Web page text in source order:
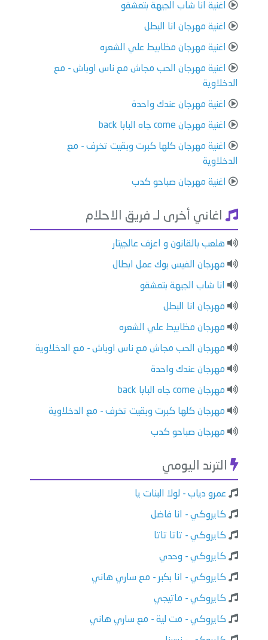
اغنية انا شاب الجيهة بتعشقو
اغنية مهرجان انا البطل
اغنية مهرجان مظابيط علي الشعره
اغنية مهرجان الحب مجاش مع ناس اوباش - مع
الدخلاوية
اغنية مهرجان عندك واحدة
اغنية مهرجان come جاه البابا back
اغنية مهرجان كلها كبرت وبقيت تخرف - مع
الدخلاوية
اغنية مهرجان صباحو كدب
اغاني أخرى لـ فريق الاحلام
هلعب بالقانون و اعزف عالجيتار
مهرجان الفيس بوك عمل ابطال
انا شاب الجيهة بتعشقو
مهرجان انا البطل
مهرجان مظابيط علي الشعره
مهرجان الحب مجاش مع ناس اوباش - مع الدخلاوية
مهرجان عندك واحدة
مهرجان come جاه البابا back
مهرجان كلها كبرت وبقيت تخرف - مع الدخلاوية
مهرجان صباحو كدب
الترند اليومي
عمرو دياب - لولا البنات يا
كايروكي - انا فاضل
كايروكي - تاتا تاتا
كايروكي - وحدي
كايروكي - انا بكبر - مع ساري هاني
كايروكي - ماتيجي
كايروكي - مت لية - مع ساري هاني